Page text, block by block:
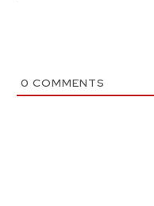
0 COMMENTS